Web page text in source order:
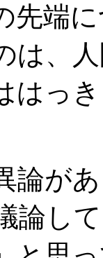
先端
は、
はっ
が
論し